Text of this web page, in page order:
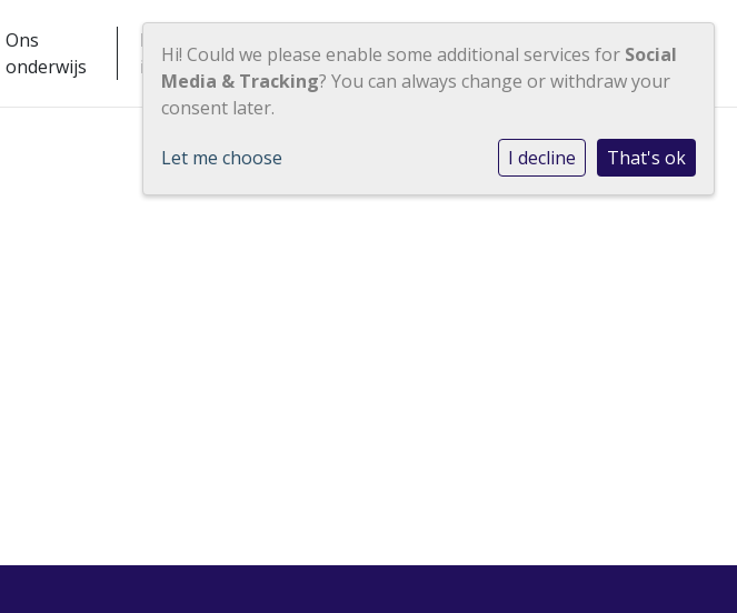
Ons
onderwijs
Praktische
informatie
Contact Inloggen
Hi! Could we please enable some additional services for Social
Media & Tracking? You can always change or withdraw your
consent later.
Let me choose I decline That's ok